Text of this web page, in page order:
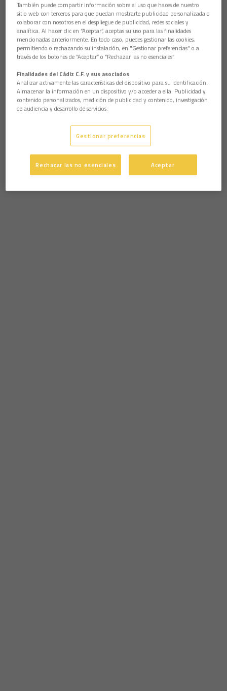
También puede compartir información sobre el uso que haces de nuestro
sitio web con terceros para que puedan mostrarte publicidad personalizada o
colaborar con nosotros en el despliegue de publicidad, redes sociales y
analítica. Al hacer clic en “Aceptar”, aceptas su uso para las finalidades
mencionadas anteriormente. En todo caso, puedes gestionar las cookies,
permitiendo o rechazando su instalación, en "Gestionar preferencias" o a
través de los botones de “Aceptar” o “Rechazar las no esenciales”.
Finalidades del Cádiz C.F. y sus asociados
Analizar activamente las características del dispositivo para su identificación.
Almacenar la información en un dispositivo y/o acceder a ella. Publicidad y
contenido personalizados, medición de publicidad y contenido, investigación
de audiencia y desarrollo de servicios.
Gestionar preferencias
Rechazar las no esenciales Aceptar